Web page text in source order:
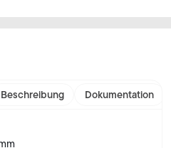
Beschreibung Dokumentation